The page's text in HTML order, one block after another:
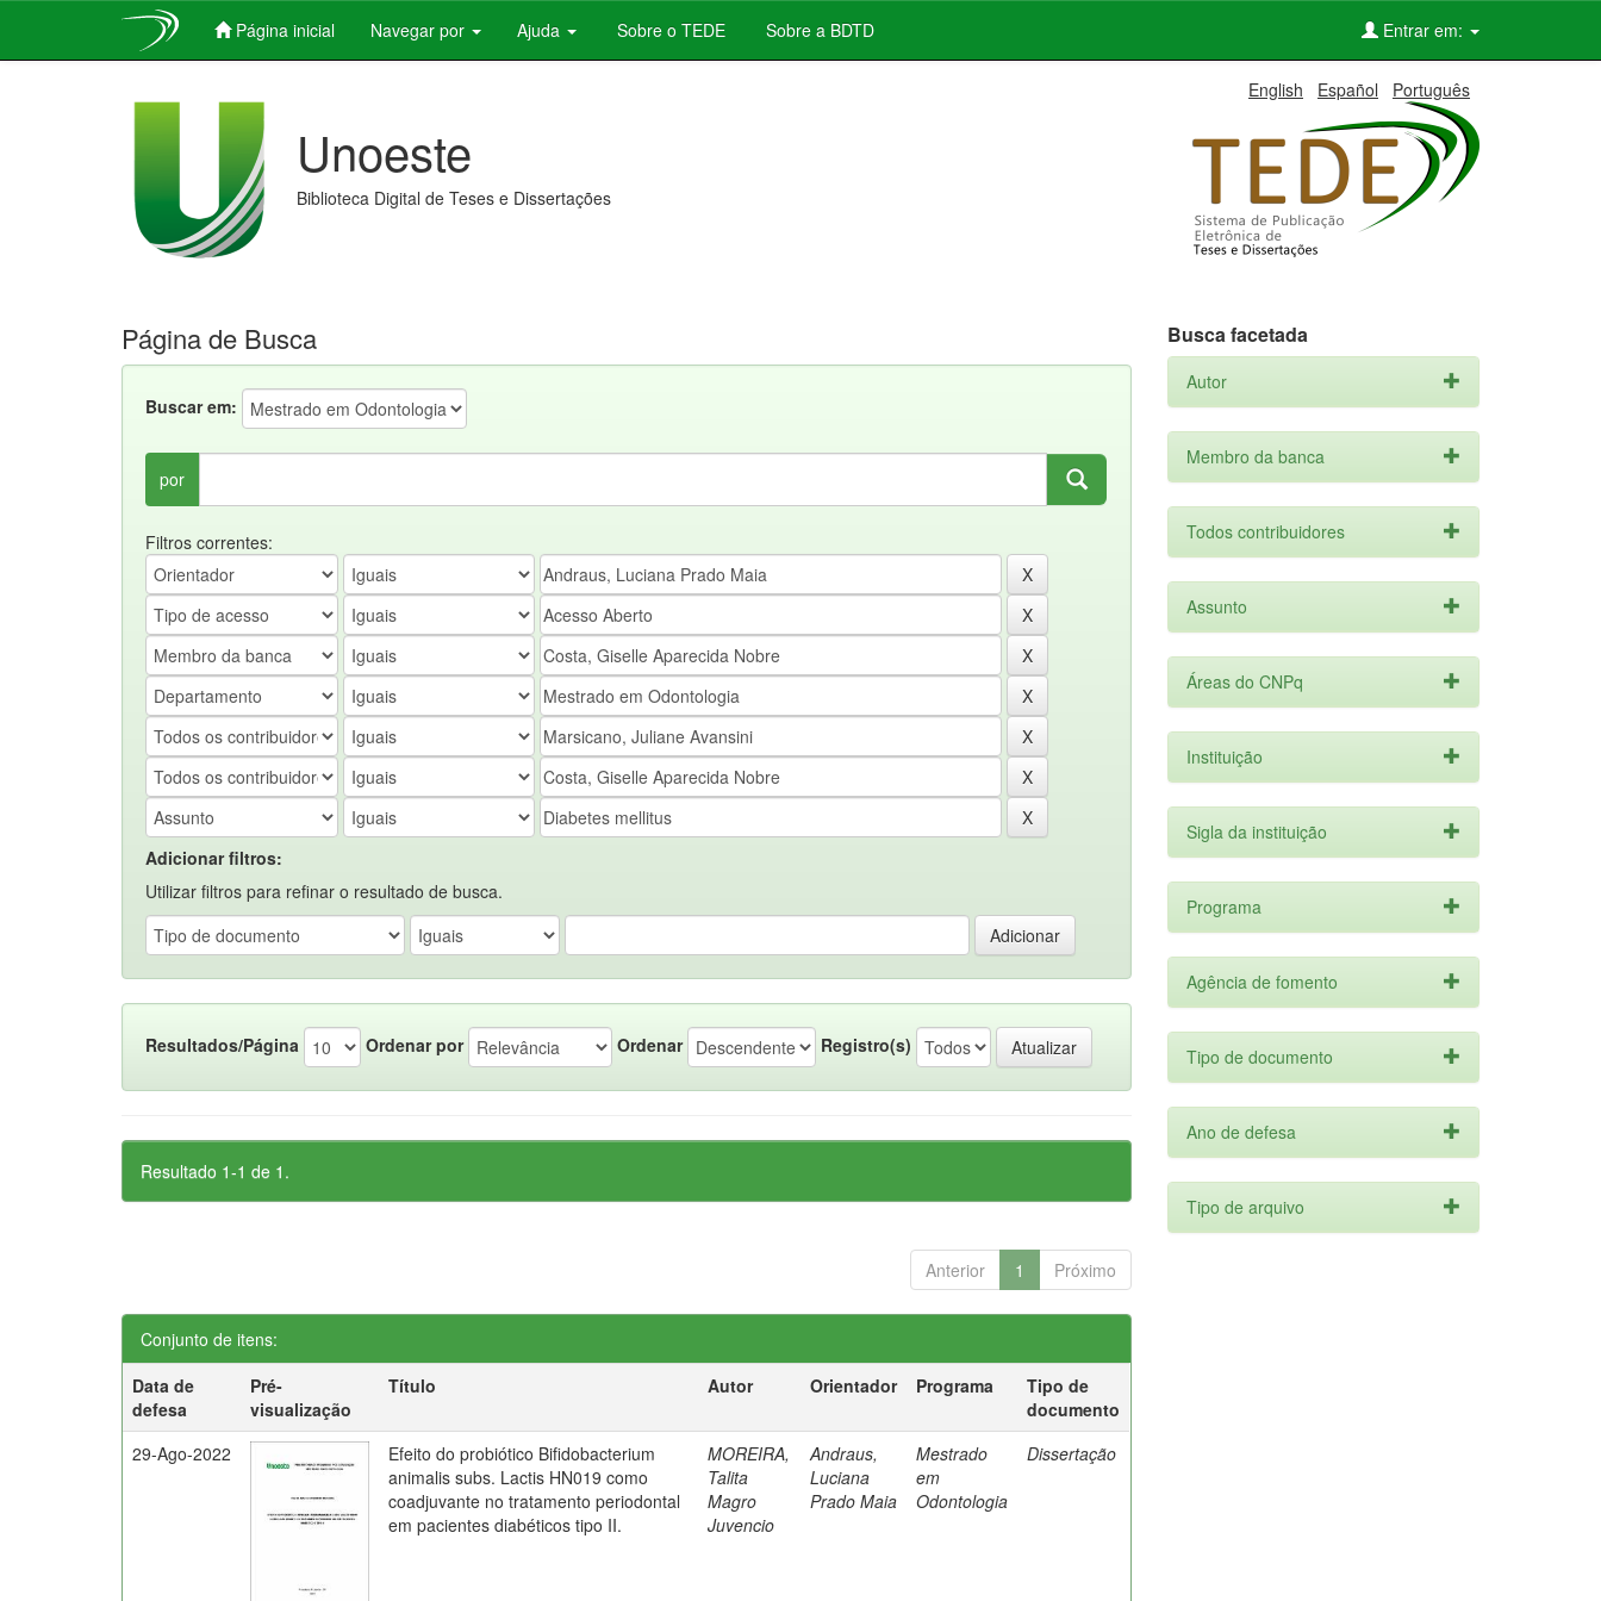
Página inicial Navegar por Ajuda Sobre o TEDE Sobre a BDTD Entrar em:
English Español Português
Unoeste
Biblioteca Digital de Teses e Dissertações
Página de Busca
Buscar em:
por
Filtros correntes:
Adicionar filtros:
Utilizar filtros para refinar o resultado de busca.
Resultados/Página Ordenar por Ordenar Registro(s)
Resultado 1-1 de 1.
Anterior 1 Próximo
Conjunto de itens:
Data de
defesa
Pré-
visualização
Título Autor Orientador Programa
Tipo de
documento
29-Ago-2022
Efeito do probiótico Bifidobacterium
animalis subs. Lactis HN019 como
coadjuvante no tratamento periodontal
em pacientes diabéticos tipo II.
MOREIRA,
Talita
Magro
Juvencio
Andraus,
Luciana
Prado Maia
Mestrado
em
Odontologia
Dissertação
Busca facetada
Autor
Membro da banca
Todos contribuidores
Assunto
Áreas do CNPq
Instituição
Sigla da instituição
Programa
Agência de fomento
Tipo de documento
Ano de defesa
Tipo de arquivo